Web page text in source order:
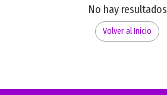
No hay resultados
Volver al Inicio